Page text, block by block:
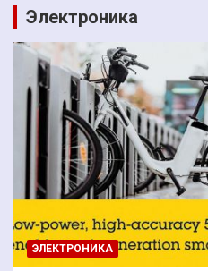
Электроника
ЭЛЕКТРОНИКА